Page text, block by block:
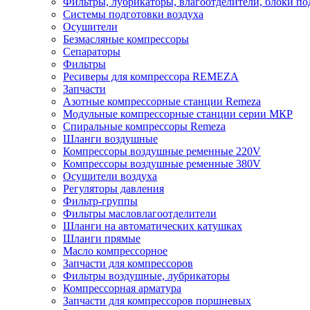
Системы подготовки воздуха
Осушители
Безмасляные компрессоры
Сепараторы
Фильтры
Ресиверы для компрессора REMEZA
Запчасти
Азотные компрессорные станции Remeza
Модульные компрессорные станции серии МКР
Спиральные компрессоры Remeza
Шланги воздушные
Компрессоры воздушные ременные 220V
Компрессоры воздушные ременные 380V
Осушители воздуха
Регуляторы давления
Фильтр-группы
Фильтры масловлагоотделители
Шланги на автоматических катушках
Шланги прямые
Масло компрессорное
Запчасти для компрессоров
Фильтры воздушные, лубрикаторы
Компрессорная арматура
Запчасти для компрессоров поршневых